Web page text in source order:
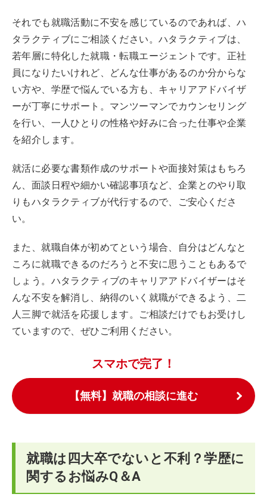
それでも就職活動に不安を感じているのであれば、ハ
タラクティブにご相談ください。ハタラクティブは、
若年層に特化した就職・転職エージェントです。正社
員になりたいけれど、どんな仕事があるのか分からな
い方や、学歴で悩んでいる方も、キャリアアドバイザ
ーが丁寧にサポート。マンツーマンでカウンセリング
を行い、一人ひとりの性格や好みに合った仕事や企業
を紹介します。
就活に必要な書類作成のサポートや面接対策はもちろ
ん、面談日程や細かい確認事項など、企業とのやり取
りもハタラクティブが代行するので、ご安心くださ
い。
また、就職自体が初めてという場合、自分はどんなと
ころに就職できるのだろうと不安に思うこともあるで
しょう。ハタラクティブのキャリアアドバイザーはそ
んな不安を解消し、納得のいく就職ができるよう、二
人三脚で就活を応援します。ご相談だけでもお受けし
ていますので、ぜひご利用ください。
スマホで完了！
【無料】就職の相談に進む
就職は四大卒でないと不利？学歴に
関するお悩みQ＆A